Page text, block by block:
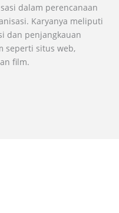
dalam perencanaan
Karyanya meliputi
dan penjangkauan
seperti situs web,
film.